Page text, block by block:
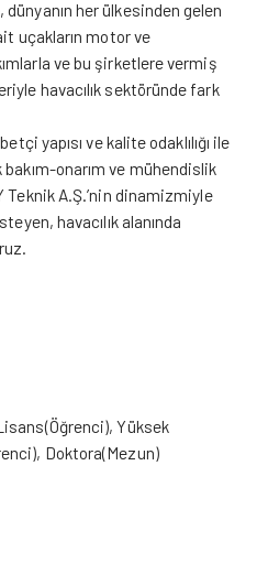
her ülkesinden gelen
uçakların motor ve
ve bu şirketlere vermiş
havacılık sektöründe fark
yapısı ve kalite odaklılığı ile
bakım-onarım ve mühendislik
Teknik A.Ş.’nin dinamizmiyle
havacılık alanında
Yüksek
Doktora(Mezun)